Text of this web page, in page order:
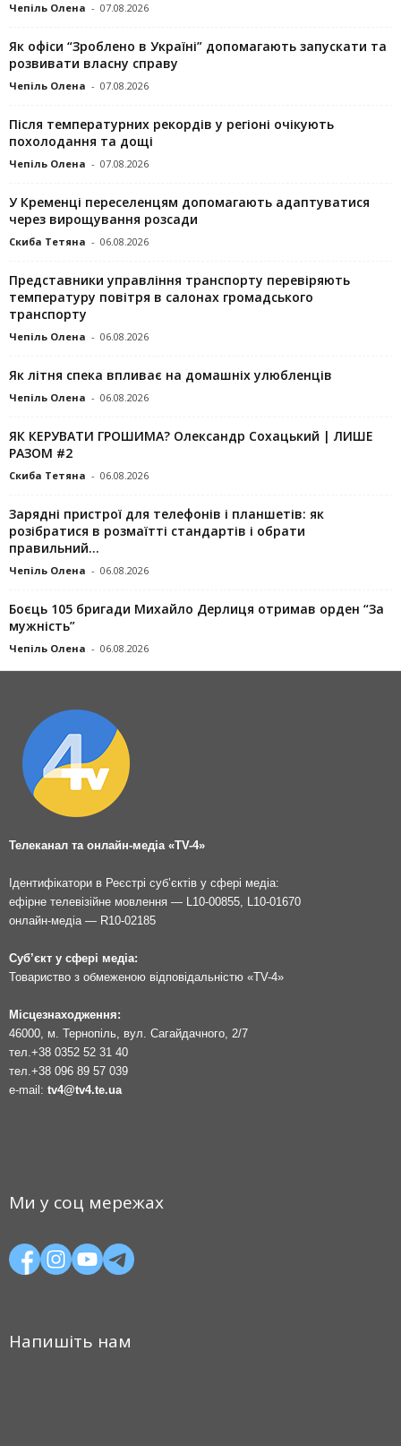
Чепіль Олена - 07.08.2026
Як офіси “Зроблено в Україні” допомагають запускaти та
розвивати власну справу
Чепіль Олена - 07.08.2026
Після температурних рекордів у регіоні очікують
похолодання та дощі
Чепіль Олена - 07.08.2026
У Кременці переселенцям допомагають адаптуватися
через вирощування розсади
Скиба Тетяна - 06.08.2026
Представники управління транспорту перевіряють
температуру повітря в салонах громадського
транспорту
Чепіль Олена - 06.08.2026
Як літня спека впливає на домашніх улюбленців
Чепіль Олена - 06.08.2026
ЯК КЕРУВАТИ ГРОШИМА? Олександр Сохацький | ЛИШЕ
РАЗОМ #2
Скиба Тетяна - 06.08.2026
Зарядні пристрої для телефонів і планшетів: як
розібратися в розмаїтті стандартів і обрати
правильний...
Чепіль Олена - 06.08.2026
Боєць 105 бригади Михайло Дерлиця отримав орден “За
мужність”
Чепіль Олена - 06.08.2026
Телеканал та онлайн-медіа «TV-4»
Ідентифікатори в Реєстрі суб’єктів у сфері медіа:
ефірне телевізійне мовлення — L10-00855, L10-01670
онлайн-медіа — R10-02185
Суб’єкт у сфері медіа:
Товариство з обмеженою відповідальністю «TV-4»
Місцезнаходження:
46000, м. Тернопіль, вул. Сагайдачного, 2/7
тел.+38 0352 52 31 40
тел.+38 096 89 57 039
e-mail: tv4@tv4.te.ua
Ми у соц мережах
Напишіть нам